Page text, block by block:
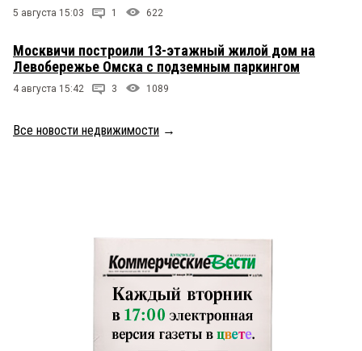
5 августа 15:03 1 622
Москвичи построили 13-этажный жилой дом на
Левобережье Омска с подземным паркингом
4 августа 15:42 3 1089
Все новости недвижимости →